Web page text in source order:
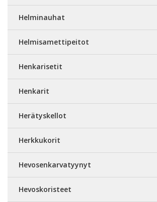
Helminauhat
Helmisamettipeitot
Henkarisetit
Henkarit
Herätyskellot
Herkkukorit
Hevosenkarvatyynyt
Hevoskoristeet